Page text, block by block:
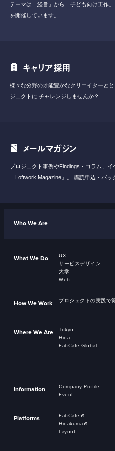
テーマは「経営」から「子ども向け工作」
を開催しています。
キャリア採用
様々な分野の才能豊かなクリエイターと
ジェクトに チャレンジしませんか？
メールマガジン
プロジェクト事例やFindings・コラム、イ
「Loftwork Magazine」。
購読申込・バッ
Who We Are
What We Do UX
サービスデザイン
大学
Web
How We Work プロジェクトの実践で
Where We Are Tokyo
Hida
FabCafe Global
Information Company Profile
Event
Platforms FabCafe
Hidakuma
Layout